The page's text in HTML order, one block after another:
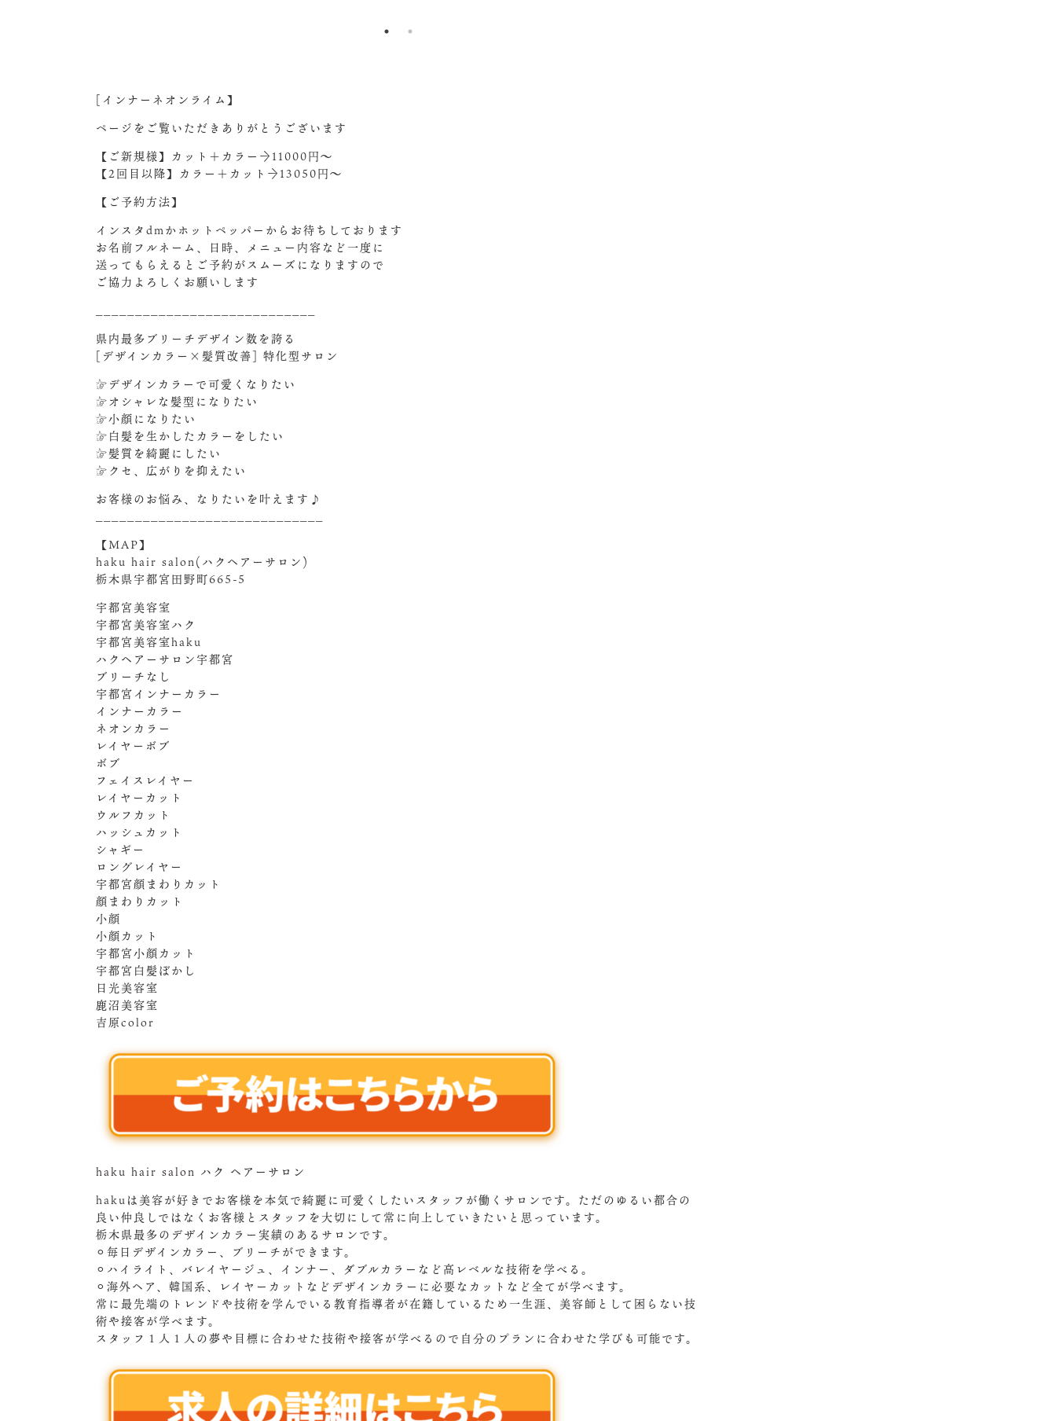
[インナーネオンライム】
ページをご覧いただきありがとうございます
【ご新規様】カット＋カラー→11000円〜
【2回目以降】カラー＋カット→13050円〜
【ご予約方法】
インスタdmかホットペッパーからお待ちしております‍
お名前フルネーム、日時、メニュー内容など一度に
送ってもらえるとご予約がスムーズになりますので
ご協力よろしくお願いします
県内最多ブリーチデザイン数を誇る
[デザインカラー×髪質改善] 特化型サロン
☞デザインカラーで可愛くなりたい
☞オシャレな髪型になりたい
☞小顔になりたい
☞白髪を生かしたカラーをしたい
☞髪質を綺麗にしたい
☞クセ、広がりを抑えたい
お客様のお悩み、なりたいを叶えます♪
【MAP】
haku hair salon(ハクヘアーサロン)
栃木県宇都宮田野町665-5
宇都宮美容室
宇都宮美容室ハク
宇都宮美容室haku
ハクヘアーサロン宇都宮
ブリーチなし
宇都宮インナーカラー
インナーカラー
ネオンカラー
レイヤーボブ
ボブ
フェイスレイヤー
レイヤーカット
ウルフカット
ハッシュカット
シャギー
ロングレイヤー
宇都宮顔まわりカット
顔まわりカット
小顔
小顔カット
宇都宮小顔カット
宇都宮白髪ぼかし
日光美容室
鹿沼美容室
吉原color
haku hair salon ハク ヘアーサロン
hakuは美容が好きでお客様を本気で綺麗に可愛くしたいスタッフが働くサロンです。ただのゆるい都合の
良い仲良しではなくお客様とスタッフを大切にして常に向上していきたいと思っています。
栃木県最多のデザインカラー実績のあるサロンです。
⚪︎毎日デザインカラー、ブリーチができます。
⚪︎ハイライト、バレイヤージュ、インナー、ダブルカラーなど高レベルな技術を学べる。
⚪︎海外ヘア、韓国系、レイヤーカットなどデザインカラーに必要なカットなど全てが学べます。
常に最先端のトレンドや技術を学んでいる教育指導者が在籍しているため一生涯、美容師として困らない技
術や接客が学べます。
スタッフ１人１人の夢や目標に合わせた技術や接客が学べるので自分のプランに合わせた学びも可能です。